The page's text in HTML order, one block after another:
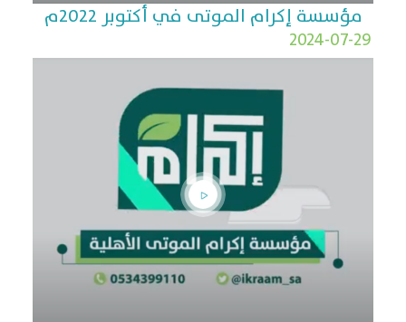
مؤسسة إكرام الموتى في أكتوبر 2022م
2024-07-29